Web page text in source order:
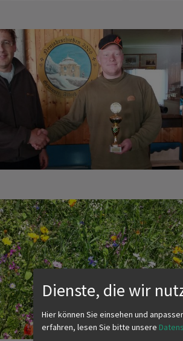
Dienste, die wir
Hier können Sie einsehen und
erfahren, lesen Sie bitte unsere